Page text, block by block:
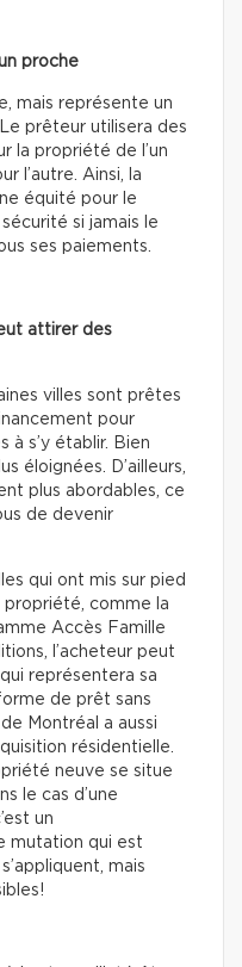
proche
mais représente un
prêteur utilisera des
la propriété de l’un
l’autre. Ainsi, la
équité pour le
si jamais le
ses paiements.
attirer des
villes sont prêtes
pour
à s’y établir. Bien
éloignées. D’ailleurs,
plus abordables, ce
de devenir
qui ont mis sur pied
propriété, comme la
Accès Famille
l’acheteur peut
représentera sa
de prêt sans
Montréal a aussi
résidentielle.
neuve se situe
le cas d’une
un
mutation qui est
mais